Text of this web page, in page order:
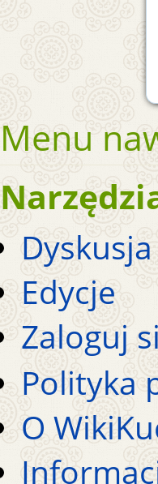
Menu
Edycje
Zaloguj
Polityka
O